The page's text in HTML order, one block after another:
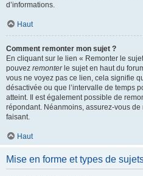
d’informations.
Haut
Comment remonter mon sujet ?
En cliquant sur le lien « Remonter le
pouvez remonterle sujet en haut du
vous ne voyez pas ce lien, cela signifie
désactivée ou que l’intervalle de temps
atteint. Il est également possible de
répondant. Néanmoins, assurez-vous
faisant.
Haut
Mise en forme et types de